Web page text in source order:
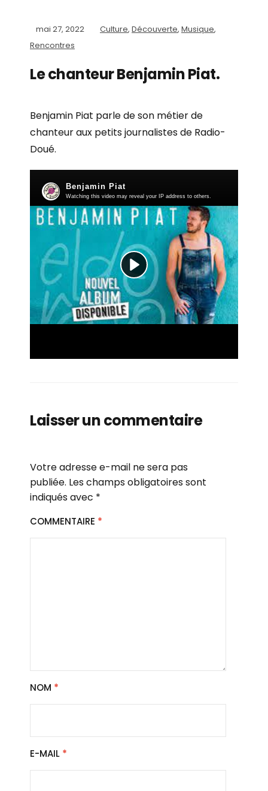
mai 27, 2022 Culture, Découverte, Musique,
Rencontres
Le chanteur Benjamin Piat.
Benjamin Piat parle de son métier de
chanteur aux petits journalistes de Radio-
Doué.
Laisser un commentaire
Votre adresse e-mail ne sera pas
publiée. Les champs obligatoires sont
indiqués avec *
COMMENTAIRE *
NOM *
E-MAIL *